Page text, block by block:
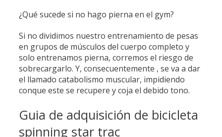
¿Qué sucede si no hago pierna en el gym?
Si no dividimos nuestro entrenamiento de pesas
en grupos de músculos del cuerpo completo y
solo entrenamos pierna, corremos el riesgo de
sobrecargarlo. Y, consecuentemente , se va a dar
el llamado catabolismo muscular, impidiendo
conque este se recupere y coja el debido tono.
Guia de adquisición de bicicleta
spinning star trac